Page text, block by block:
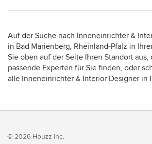
Auf der Suche nach Inneneinrichter &
in Bad Marienberg, Rheinland-Pfalz in
Sie oben auf der Seite Ihren Standort aus,
passende Experten für Sie finden, oder
alle Inneneinrichter & Interior Designer in
© 2026 Houzz Inc.